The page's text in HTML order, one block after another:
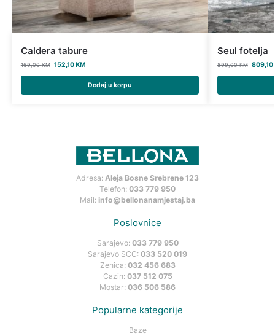
Caldera tabure
169,00KM 152,10KM
Dodaj u korpu
Seul fotelja
899,00KM 809,10
Adresa: Aleja Bosne Srebrene 123
Telefon: 033 779 950
Mail: info@bellonanamjestaj.ba
Poslovnice
Sarajevo: 033 779 950
Sarajevo SCC: 033 520 019
Zenica: 032 456 683
Cazin: 037 512 075
Mostar: 036 506 586
Popularne kategorije
Baze